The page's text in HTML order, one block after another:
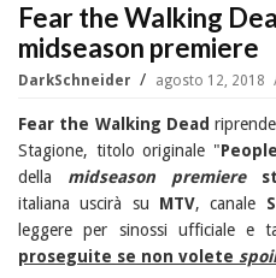
Fear the Walking
midseason premiere
DarkSchneider agosto 12, 2018
Fear the Walking Dead
Stagione, titolo originale "
della midseason premiere
italiana uscirà su MTV, canale
leggere per sinossi ufficiale e
proseguite se non volete